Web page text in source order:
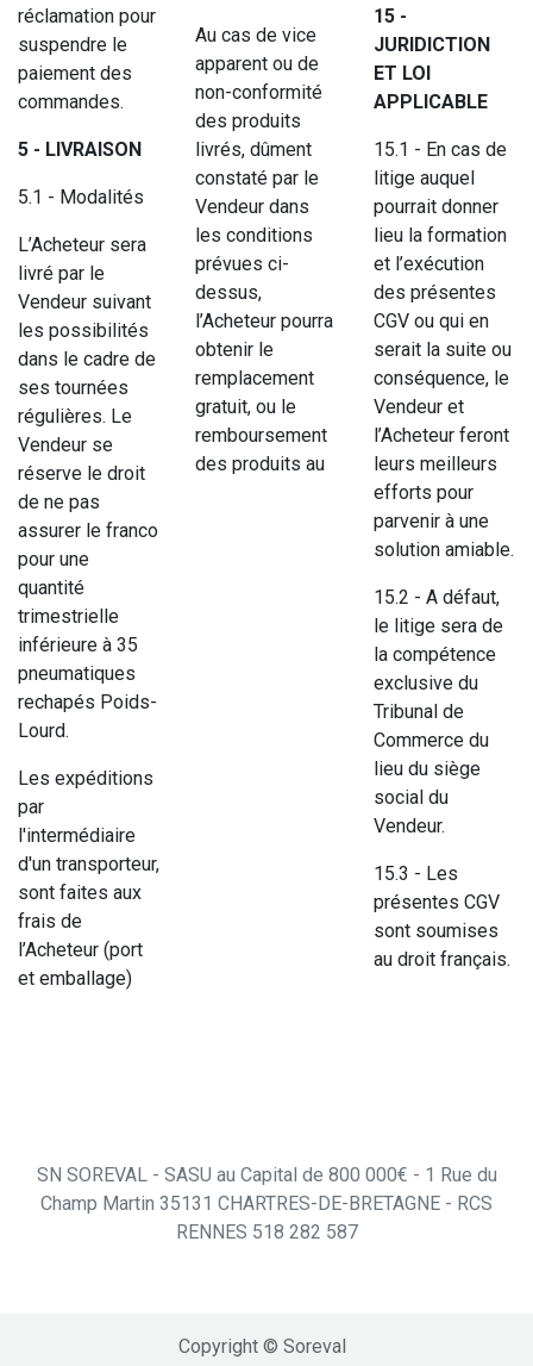
réclamation pour
suspendre le
paiement des
commandes.
5 - LIVRAISON
5.1 - Modalités
L’Acheteur sera
livré par le
Vendeur suivant
les possibilités
dans le cadre de
ses tournées
régulières. Le
Vendeur se
réserve le droit
de ne pas
assurer le franco
pour une
quantité
trimestrielle
inférieure à 35
pneumatiques
rechapés Poids-
Lourd.
Les expéditions
par
l'intermédiaire
d'un transporteur,
sont faites aux
frais de
l’Acheteur (port
et emballage)
Au cas de vice
apparent ou de
non-conformité
des produits
livrés, dûment
constaté par le
Vendeur dans
les conditions
prévues ci-
dessus,
l’Acheteur pourra
obtenir le
remplacement
gratuit, ou le
remboursement
des produits au
15 -
JURIDICTION
ET LOI
APPLICABLE
15.1 - En cas de
litige auquel
pourrait donner
lieu la formation
et l’exécution
des présentes
CGV ou qui en
serait la suite ou
conséquence, le
Vendeur et
l’Acheteur feront
leurs meilleurs
efforts pour
parvenir à une
solution amiable.
15.2 - A défaut,
le litige sera de
la compétence
exclusive du
Tribunal de
Commerce du
lieu du siège
social du
Vendeur.
15.3 - Les
présentes CGV
sont soumises
au droit français.
SN SOREVAL - SASU au Capital de 800 000€ - 1 Rue du
Champ Martin 35131 CHARTRES-DE-BRETAGNE - ​RCS
RENNES 518 282 587
Copyright © Soreval